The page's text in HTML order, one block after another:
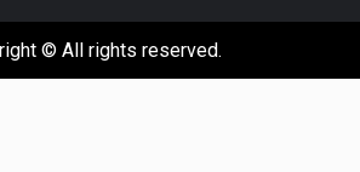
© All rights reserved.